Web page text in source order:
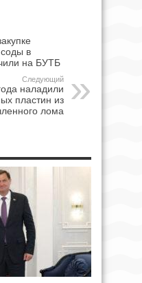
в
на БУТБ
Следующий
наладили
пластин из
лома